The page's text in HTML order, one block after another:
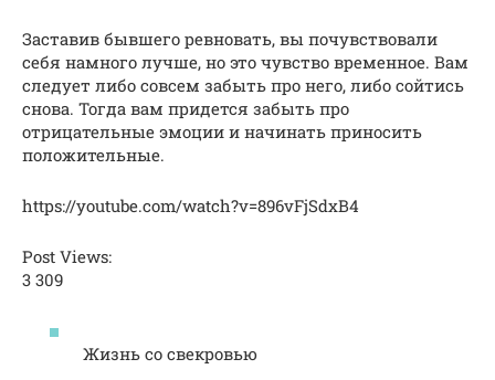
Заставив бывшего ревновать, вы почувствовали
себя намного лучше, но это чувство временное. Вам
следует либо совсем забыть про него, либо сойтись
снова. Тогда вам придется забыть про
отрицательные эмоции и начинать приносить
положительные.
https://youtube.com/watch?v=896vFjSdxB4
Post Views:
3 309
Жизнь со свекровью